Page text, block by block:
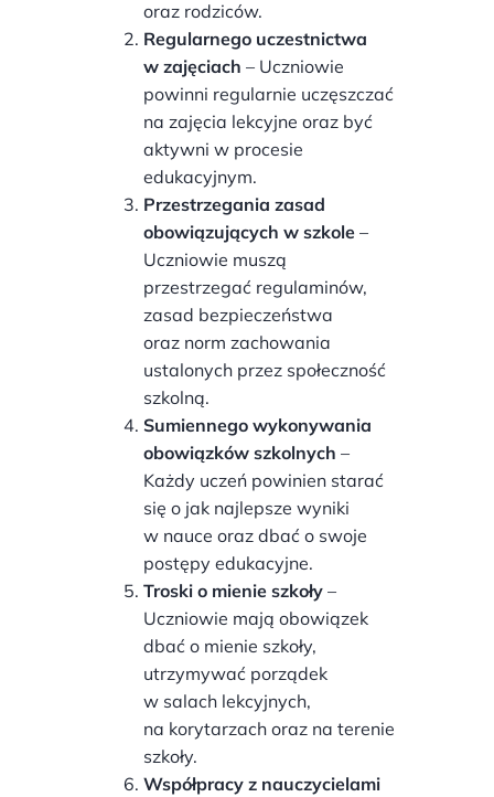
oraz rodziców.
Regularnego uczestnictwa
w zajęciach – Uczniowie
powinni regularnie uczęszczać
na zajęcia lekcyjne oraz być
aktywni w procesie
edukacyjnym.
Przestrzegania zasad
obowiązujących w szkole–
Uczniowie muszą
przestrzegać regulaminów,
zasad bezpieczeństwa
oraz norm zachowania
ustalonych przez społeczność
szkolną.
Sumiennego wykonywania
obowiązków szkolnych –
Każdy uczeń powinien starać
się o jak najlepsze wyniki
w nauce oraz dbać o swoje
postępy edukacyjne.
Troski o mienie szkoły–
Uczniowie mają obowiązek
dbać o mienie szkoły,
utrzymywać porządek
w salach lekcyjnych,
na korytarzach oraz na terenie
szkoły.
Współpracy z nauczycielami